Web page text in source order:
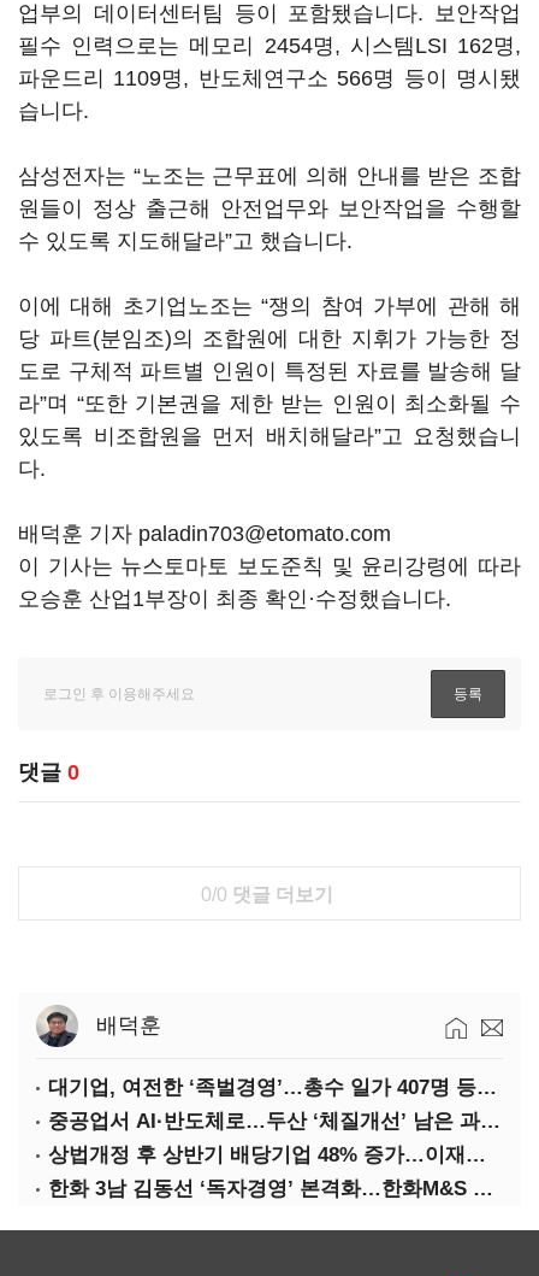
업부의 데이터센터팀 등이 포함됐습니다. 보안작업
필수 인력으로는 메모리 2454명, 시스템LSI 162명,
파운드리 1109명, 반도체연구소566명 등이 명시됐
습니다.
삼성전자는 “노조는 근무표에 의해 안내를 받은 조합
원들이 정상 출근해 안전업무와 보안작업을 수행할
수 있도록 지도해달라”고 했습니다.
이에 대해 초기업노조는“쟁의 참여 가부에 관해 해
당 파트(분임조)의 조합원에 대한 지휘가 가능한 정
도로 구체적 파트별 인원이 특정된 자료를 발송해 달
라”며 “또한 기본권을 제한 받는 인원이 최소화될 수
있도록 비조합원을 먼저 배치해달라”고 요청했습니
다.
배덕훈 기자 paladin703@etomato.com
이 기사는 뉴스토마토 보도준칙 및 윤리강령에 따라
오승훈 산업1부장이 최종 확인·수정했습니다.
댓글 0
0/0 댓글 더보기
배덕훈
대기업, 여전한 ‘족벌경영’…총수 일가 407명 등기임원
중공업서 AI·반도체로…두산 ‘체질개선’ 남은 과제는
상법개정 후 상반기 배당기업 48% 증가…이재용 배당액 728억 1위
한화 3남 김동선 ‘독자경영’ 본격화…한화M&S 공식 출범